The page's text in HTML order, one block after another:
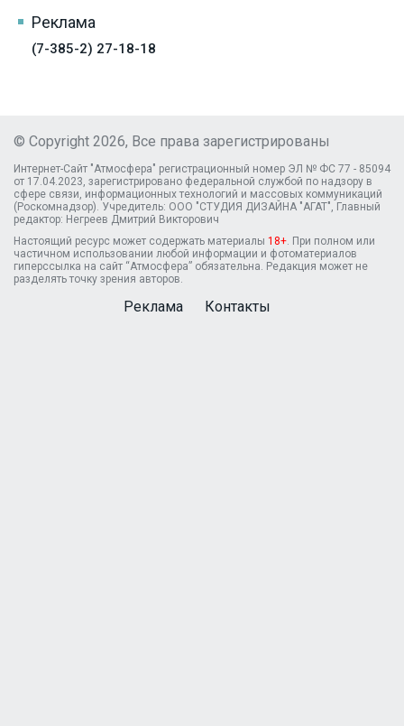
Реклама
(7-385-2) 27-18-18
© Copyright 2026, Все права зарегистрированы
Интернет-Сайт "Атмосфера" регистрационный номер ЭЛ № ФС 77 - 85094
от 17.04.2023, зарегистрировано федеральной службой по надзору в
сфере связи, информационных технологий и массовых коммуникаций
(Роскомнадзор). Учредитель: ООО "СТУДИЯ ДИЗАЙНА "АГАТ", Главный
редактор: Негреев Дмитрий Викторович
Настоящий ресурс может содержать материалы 18+ . При полном или
частичном использовании любой информации и фотоматериалов
гиперссылка на сайт “Атмосфера” обязательна. Редакция может не
разделять точку зрения авторов.
Реклама Контакты